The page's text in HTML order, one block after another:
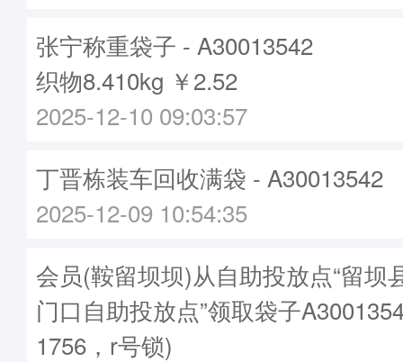
张宁称重袋子 - A30013542
织物8.410kg ￥2.52
2025-12-10 09:03:57
丁晋栋装车回收满袋 - A30013542
2025-12-09 10:54:35
会员(鞍留坝坝)从自助投放点“留坝
门口自助投放点”领取袋子
1756，r号锁)